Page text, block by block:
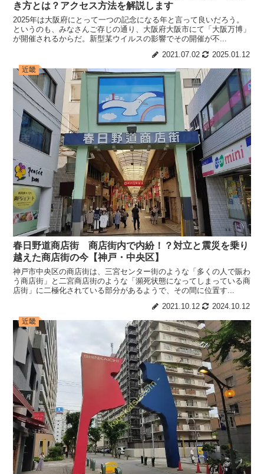
き方とは？アクセス方法を解説します
2025年は大阪府にとって一つの記念になる年と言って良いだろう。
というのも、みなさんご存じの通り、大阪府大阪市にて「大阪万博」
が開催されるからだ。新型某ウイルスの影響でその開催が不...
2021.07.02
2025.01.12
近畿
春日野道商店街 商店街内で内紛！？対立と震災を乗り
越えた商店街の今【神戸・中央区】
神戸市中央区の商店街は、三宮センター街のような「多くの人で賑わ
う商店街」と二宮商店街のような「瀕死状態になってしまっている商
店街」に二極化されている部分があるようで、その間に位置す...
2021.10.12
2024.10.12
近畿